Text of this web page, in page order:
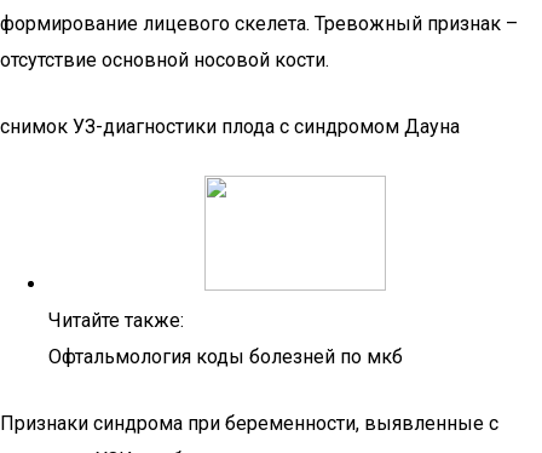
формирование лицевого скелета. Тревожный признак –
отсутствие основной носовой кости.
снимок УЗ-диагностики плода с синдромом Дауна
Читайте также:
Офтальмология коды болезней по мкб
Признаки синдрома при беременности, выявленные с